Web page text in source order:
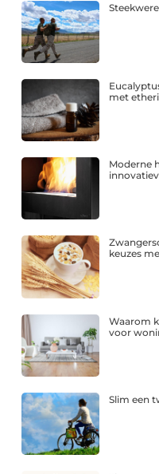
met
Moderne
keuzes
Waarom
voor
Slim een